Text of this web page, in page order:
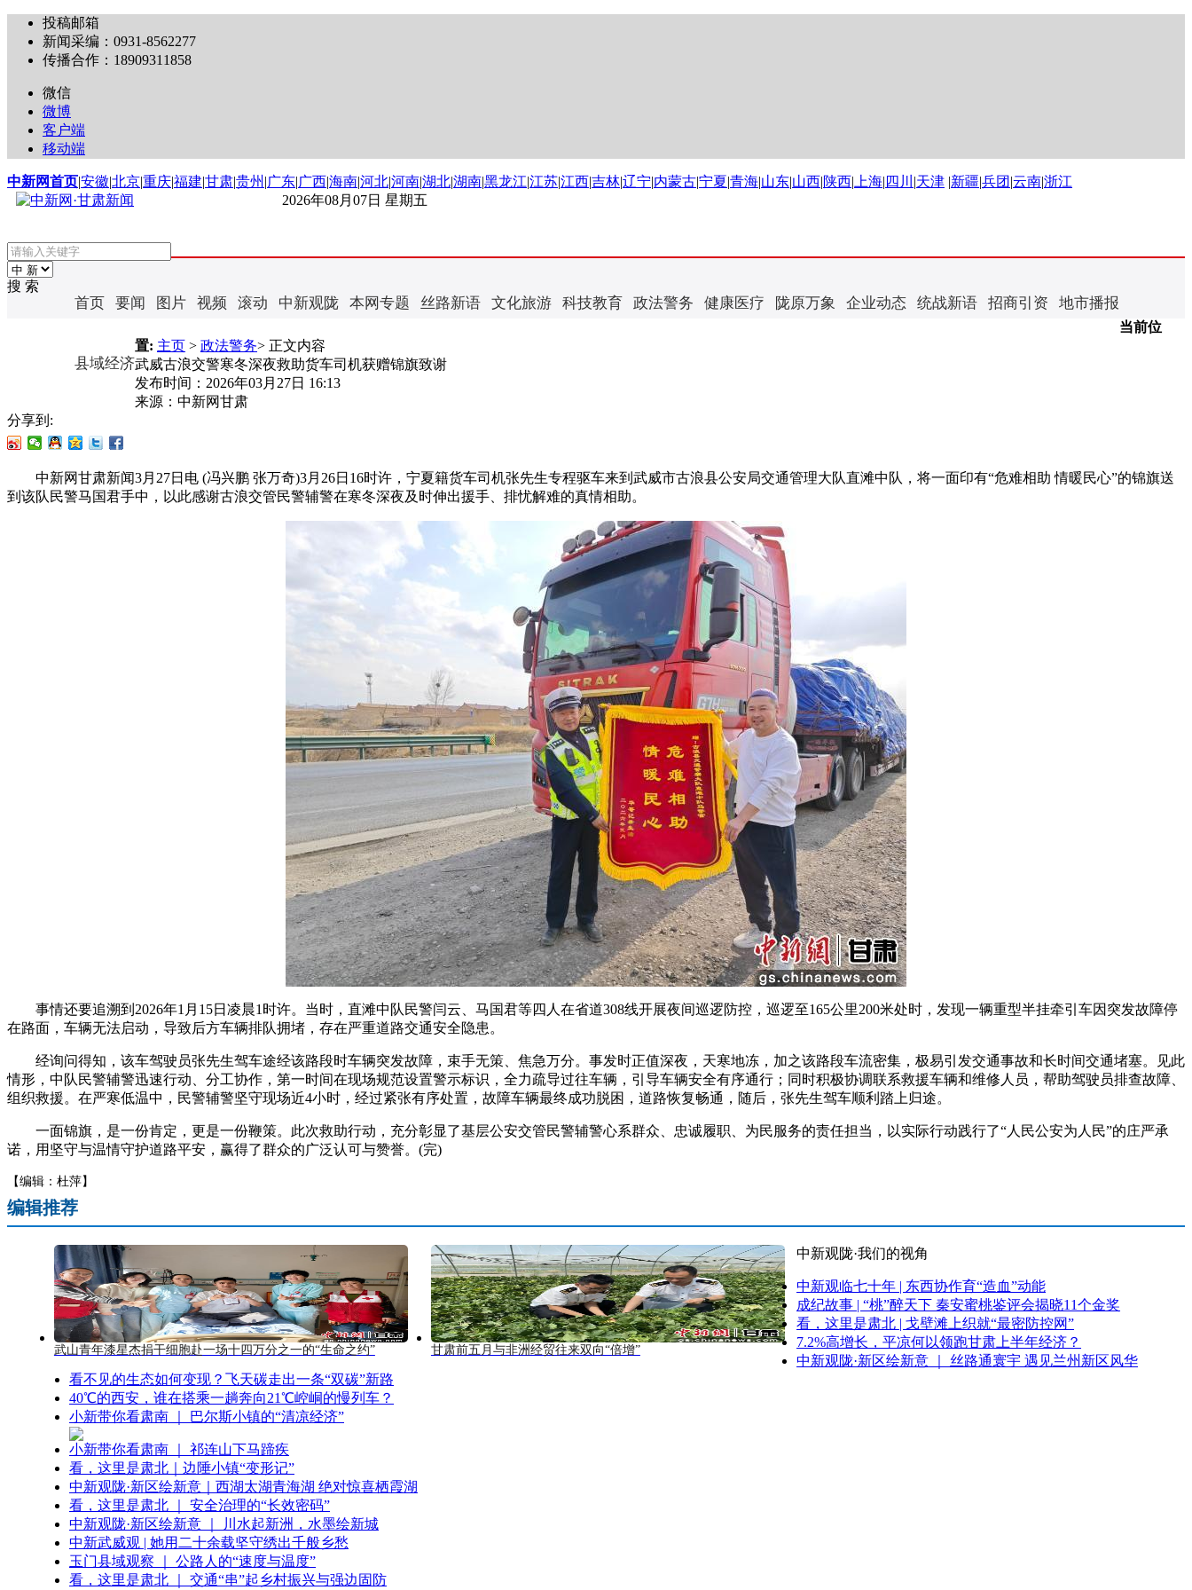
投稿邮箱
新闻采编：0931-8562277
传播合作：18909311858
微信
微博
客户端
移动端
中新网首页|安徽|北京|重庆|福建|甘肃|贵州 |广东|广西|海南|河北|河南|湖北|湖南|黑龙江|江苏|江西|吉林|辽宁|内蒙古|宁夏|青海|山东|山西|陕西| 上海| 四川 |天津 |新疆|兵团 |云南|浙江
2026年08月07日 星期五
搜 索
首页 要闻 图片 视频 滚动 中新观陇 本网专题 丝路新语 文化旅游 科技教育 政法警务 健康医疗 陇原万象 企业动态 统战新语 招商引资 地市播报
县域经济
当前位
置: 主页 > 政法警务> 正文内容
武威古浪交警寒冬深夜救助货车司机获赠锦旗致谢
发布时间： 2026年03月27日 16:13
来源： 中新网甘肃
分享到:
中新网甘肃新闻3月27日电 (冯兴鹏 张万奇)3月26日16时许，宁夏籍货车司机张先生专程驱车来到武威市古浪县公安局交通管理大队直滩中队，将一面印有“危难相助 情暖民心”的锦旗送
到该队民警马国君手中，以此感谢古浪交管民警辅警在寒冬深夜及时伸出援手、排忧解难的真情相助。
事情还要追溯到2026年1月15日凌晨1时许。当时，直滩中队民警闫云、马国君等四人在省道308线开展夜间巡逻防控，巡逻至165公里200米处时，发现一辆重型半挂牵引车因突发故障停
在路面，车辆无法启动，导致后方车辆排队拥堵，存在严重道路交通安全隐患。
经询问得知，该车驾驶员张先生驾车途经该路段时车辆突发故障，束手无策、焦急万分。事发时正值深夜，天寒地冻，加之该路段车流密集，极易引发交通事故和长时间交通堵塞。见此
情形，中队民警辅警迅速行动、分工协作，第一时间在现场规范设置警示标识，全力疏导过往车辆，引导车辆安全有序通行；同时积极协调联系救援车辆和维修人员，帮助驾驶员排查故障、
组织救援。在严寒低温中，民警辅警坚守现场近4小时，经过紧张有序处置，故障车辆最终成功脱困，道路恢复畅通，随后，张先生驾车顺利踏上归途。
一面锦旗，是一份肯定，更是一份鞭策。此次救助行动，充分彰显了基层公安交管民警辅警心系群众、忠诚履职、为民服务的责任担当，以实际行动践行了“人民公安为人民”的庄严承
诺，用坚守与温情守护道路平安，赢得了群众的广泛认可与赞誉。(完)
【编辑：杜萍】
编辑推荐
武山青年漆星杰捐干细胞赴一场十四万分之一的“生命之约” 甘肃前五月与非洲经贸往来双向“倍增”
中新观陇·我们的视角
中新观临七十年 | 东西协作育“造血”动能
成纪故事 | “桃”醉天下 秦安蜜桃鉴评会揭晓11个金奖
看，这里是肃北 | 戈壁滩上织就“最密防控网”
7.2%高增长，平凉何以领跑甘肃上半年经济？
中新观陇·新区绘新意 ｜ 丝路通寰宇 遇见兰州新区风华
看不见的生态如何变现？飞天碳走出一条“双碳”新路
40℃的西安，谁在搭乘一趟奔向21℃崆峒的慢列车？
小新带你看肃南 ｜ 巴尔斯小镇的“清凉经济”
小新带你看肃南 ｜ 祁连山下马蹄疾
看，这里是肃北｜边陲小镇“变形记”
中新观陇·新区绘新意｜西湖太湖青海湖 绝对惊喜栖霞湖
看，这里是肃北 ｜ 安全治理的“长效密码”
中新观陇·新区绘新意 ｜ 川水起新洲，水墨绘新城
中新武威观 | 她用二十余载坚守绣出千般乡愁
玉门县域观察 ｜ 公路人的“速度与温度”
看，这里是肃北 ｜ 交通“串”起乡村振兴与强边固防